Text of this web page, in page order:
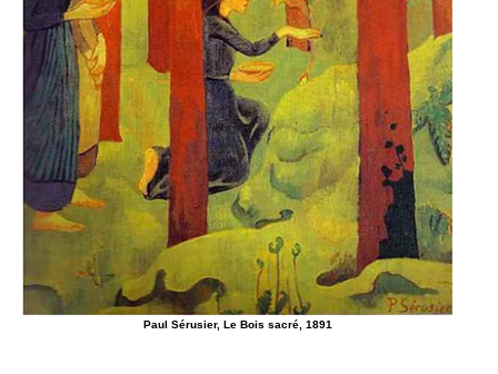
Paul Sérusier, Le Bois sacré, 1891